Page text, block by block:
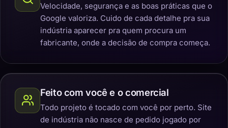
Velocidade, segurança e as boas práticas que o
Google valoriza. Cuido de cada detalhe pra sua
indústria aparecer pra quem procura um
fabricante, onde a decisão de compra começa.
Feito com você e o comercial
Todo projeto é tocado com você por perto. Site
de indústria não nasce de pedido jogado por